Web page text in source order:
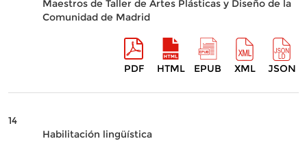
Maestros de Taller de Artes Plásticas y Diseño de la
Comunidad de Madrid
PDF HTML EPUB XML JSON
14
Habilitación lingüística